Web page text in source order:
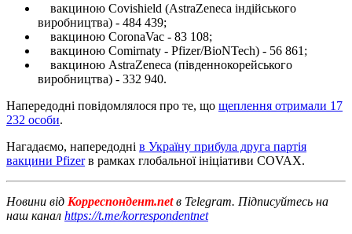
вакциною Covishield (AstraZeneca індійського
виробництва) - 484 439;
вакциною CoronaVac - 83 108;
вакциною Comirnaty - Pfizer/BioNTech) - 56 861;
вакциною AstraZeneca (південнокорейського
виробництва) - 332 940.
Напередодні повідомлялося про те, що щеплення отримали 17
232 особи.
Нагадаємо, напередодні в Україну прибула друга партія
вакцини Pfizerв рамках глобальної ініціативи COVAX.
Новини від Корреспондент.netв Telegram. Підписуйтесь на
наш канал https://t.me/korrespondentnet